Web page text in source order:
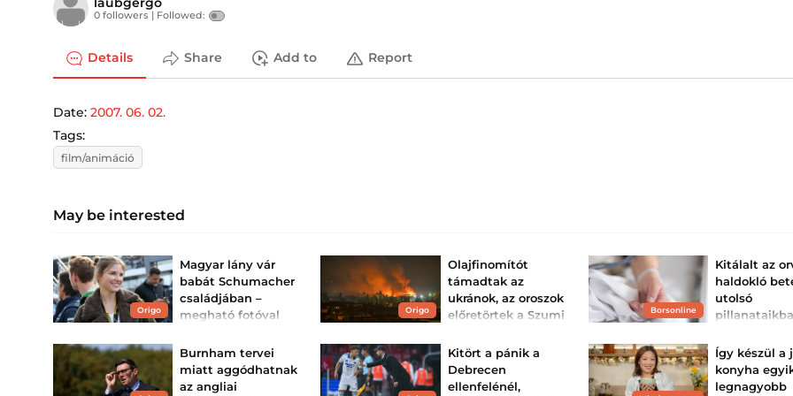
0 followers | Followed:
Details Share Add to Report
Date: 2007. 06. 02.
Tags:
film/animáció
May be interested
Origo
Magyar lány vár
babát Schumacher
családjában –
megható fotóval
Az első gyerekét várja
David Schumacher és
Keszthelyi Vivien.
Origo
Olajfinomítót
támadtak az
ukránok, az oroszok
előretörtek a Szumi
Ukrajna második éjszaka
támadta Oroszország
egyik legnagyobb
olajfinomítóját.
Borsonline
Kitálalt az
haldokló
utolsó
élik át
Egy visszatérő
figyelt meg a
betegeknél.
Burnham tervei
miatt aggódhatnak
az angliai
Kitört a pánik a
Debrecen
ellenfelénél,
Így készül a
konyha
legnagyobb